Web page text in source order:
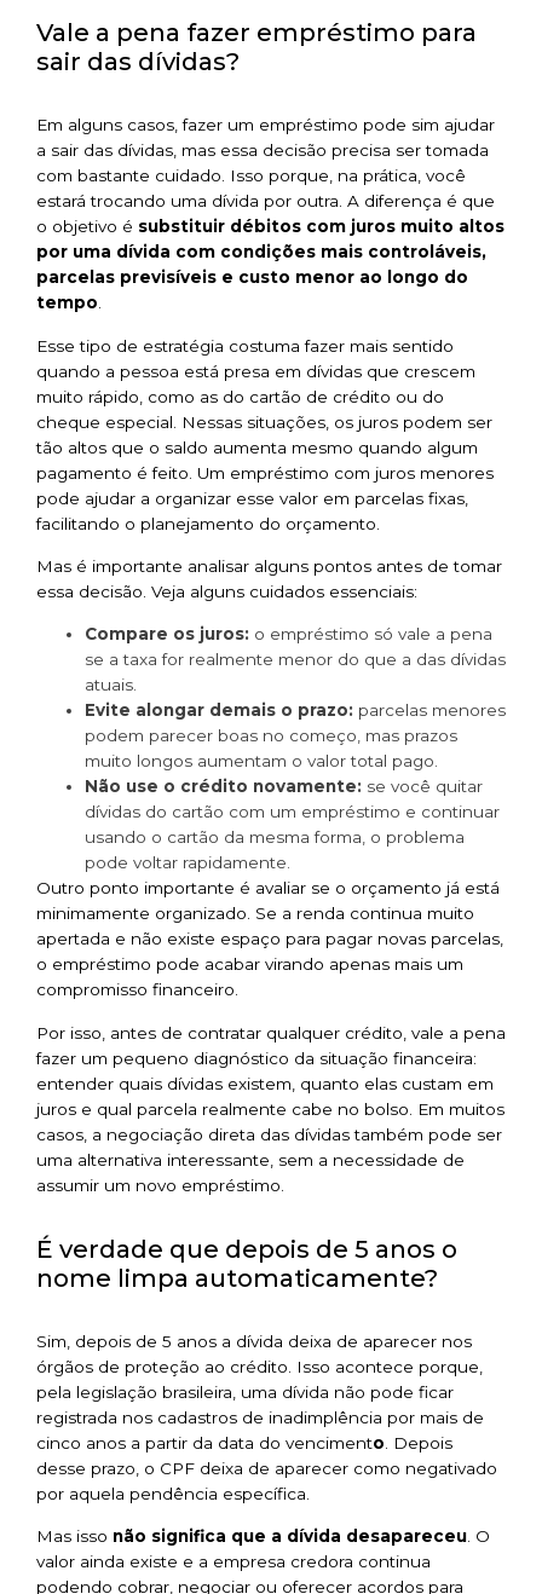
Vale a pena fazer empréstimo para
sair das dívidas?
Em alguns casos, fazer um empréstimo pode sim ajudar
a sair das dívidas, mas essa decisão precisa ser tomada
com bastante cuidado. Isso porque, na prática, você
estará trocando uma dívida por outra. A diferença é que
o objetivo é substituir débitos com juros muito altos
por uma dívida com condições mais controláveis,
parcelas previsíveis e custo menor ao longo do
tempo.
Esse tipo de estratégia costuma fazer mais sentido
quando a pessoa está presa em dívidas que crescem
muito rápido, como as do cartão de crédito ou do
cheque especial. Nessas situações, os juros podem ser
tão altos que o saldo aumenta mesmo quando algum
pagamento é feito. Um empréstimo com juros menores
pode ajudar a organizar esse valor em parcelas fixas,
facilitando o planejamento do orçamento.
Mas é importante analisar alguns pontos antes de tomar
essa decisão. Veja alguns cuidados essenciais:
Compare os juros: o empréstimo só vale a pena
se a taxa for realmente menor do que a das dívidas
atuais.
Evite alongar demais o prazo: parcelas menores
podem parecer boas no começo, mas prazos
muito longos aumentam o valor total pago.
Não use o crédito novamente: se você quitar
dívidas do cartão com um empréstimo e continuar
usando o cartão da mesma forma, o problema
pode voltar rapidamente.
Outro ponto importante é avaliar se o orçamento já está
minimamente organizado. Se a renda continua muito
apertada e não existe espaço para pagar novas parcelas,
o empréstimo pode acabar virando apenas mais um
compromisso financeiro.
Por isso, antes de contratar qualquer crédito, vale a pena
fazer um pequeno diagnóstico da situação financeira:
entender quais dívidas existem, quanto elas custam em
juros e qual parcela realmente cabe no bolso. Em muitos
casos, a negociação direta das dívidas também pode ser
uma alternativa interessante, sem a necessidade de
assumir um novo empréstimo.
É verdade que depois de 5 anos o
nome limpa automaticamente?
Sim, depois de 5 anos a dívida deixa de aparecer nos
órgãos de proteção ao crédito. Isso acontece porque,
pela legislação brasileira, uma dívida não pode ficar
registrada nos cadastros de inadimplência por mais de
cinco anos a partir da data do vencimento . Depois
desse prazo, o CPF deixa de aparecer como negativado
por aquela pendência específica.
Mas isso não significa que a dívida desapareceu. O
valor ainda existe e a empresa credora continua
podendo cobrar, negociar ou oferecer acordos para